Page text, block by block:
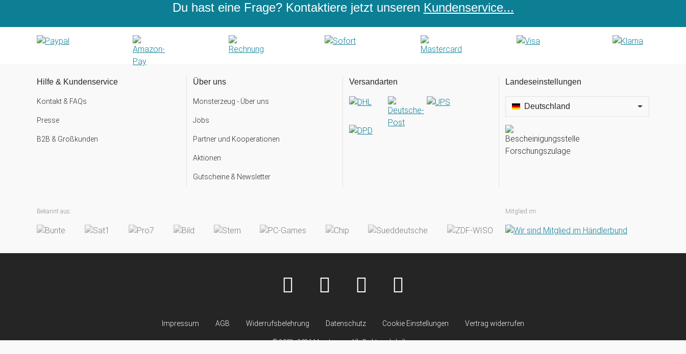
Du hast eine Frage? Kontaktiere jetzt unseren Kundenservice...
Hilfe & Kundenservice
Kontakt & FAQs
Presse
B2B & Großkunden
Über uns
Monsterzeug - Über uns
Jobs
Partner und Kooperationen
Aktionen
Gutscheine & Newsletter
Versandarten Landeseinstellungen
Deutschland
Bekannt aus: Mitglied im:
Impressum AGB Widerrufsbelehrung Datenschutz Cookie Einstellungen Vertrag widerrufen
© 2008–2026 Monsterzeug. Alle Rechte vorbehalten.